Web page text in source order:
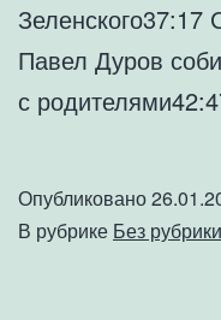
Зеленского37:17
Павел Дуров
с
Опубликовано
В рубрике Без рубрики